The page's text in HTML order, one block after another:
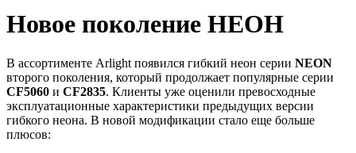
Новое поколение НЕОН
В ассортименте Arlight появился гибкий неон серии NEON
второго поколения, который продолжает популярные серии
CF5060 и CF2835. Клиенты уже оценили превосходные
эксплуатационные характеристики предыдущих версии
гибкого неона. В новой модификации стало еще больше
плюсов: